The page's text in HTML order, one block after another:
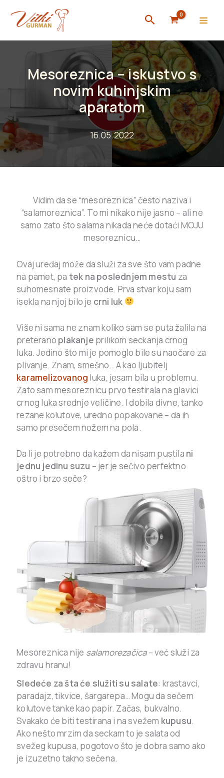
content
Search
Mesoreznica – iskustvo s
novim kuhinjskim
aparatom
16.05.2022
Vidim da se “mesoreznica” često naziva i
“salamoreznica”. To mi nikako nije jasno – ali ne
samo zato što salama nikada neće dotaći MOJU
mesoreznicu…
Ovaj uređaj može da služi za sve što vam padne
na pamet, pa tek na poslednjem mestu za
suhomesnate proizvode. Prva stvar koju sam
isekla na njoj bilo je crni luk
Više ni sama ne znam koliko sam se puta žalila na
preterano plakanje prilikom seckanja crnog
luka. Jedino što mi je pomoglo bile su naočare za
plivanje. Znam, smešno… A kao ljubitelj
karamelizovanog luka, jesam bila u problemu.
Zato sam mesoreznicu prvo testirala na glavici
crnog luka srednje veličine. I dobila divne, tanko
rezane kolutove, uredno popakovane – da ih
samo presečem nožem na pola.
Da li je potrebno da kažem da nisam pustila ni
jednu jedinu suzu – jer je sečivo perfektno
oštro i brzo seče?
Mesoreznica nije salamorezačica– već služi za
zdravu hranu!
Sledeće za šta će služiti su salate: krastavci,
paradajz, tikvice, šargarepa… Mogu da sečem
kolutove tanke kao papir. Začas, bukvalno.
Svakako će biti testirana i na svežem kupusu.
Ako nešto mrzim da seckam to je salata od
svežeg kupusa, pogotovo što je dobra samo ako
je izuzetno takno sečena.